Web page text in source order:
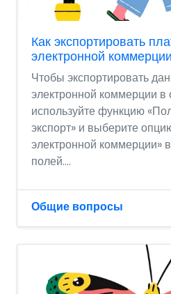
Как экспортировать
электронной
Чтобы экспортировать
электронной коммерции в
используйте функцию
экспорт» и выберите
электронной коммерции»
полей....
Общие вопросы